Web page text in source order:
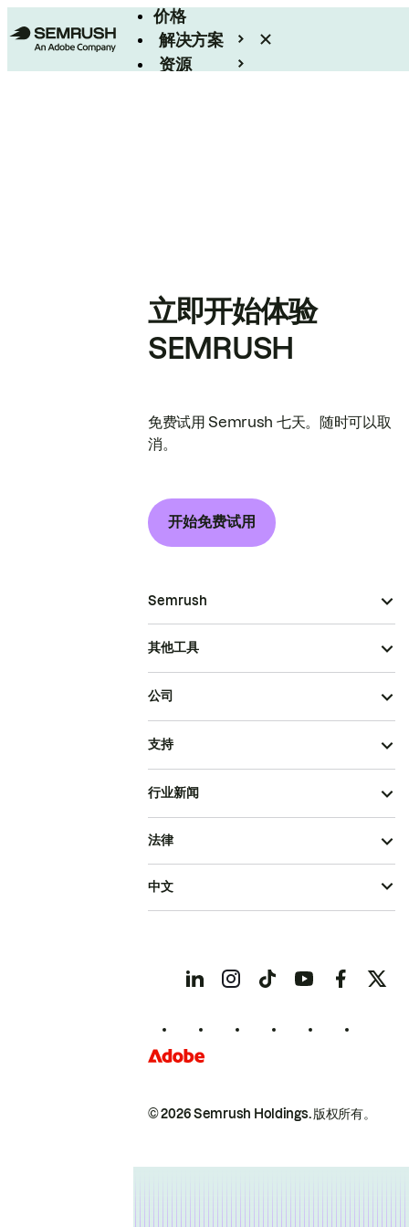
价格
解决方案
资源
立即开始体验
SEMRUSH
免费试用 Semrush 七天。随时可以取
消。
开始免费试用
Semrush
其他工具
公司
支持
行业新闻
© 2026 Semrush Holdings.版权所有。
法律
中文